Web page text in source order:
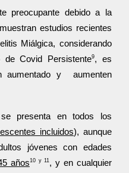
preocupante debido a la
estudios recientes
Miálgica, considerando
Covid Persistente9, es
aumentado y aumenten
se presenta en todos los
incluidos), aunque
jóvenes con edades
años10 y 11 , y en cualquier